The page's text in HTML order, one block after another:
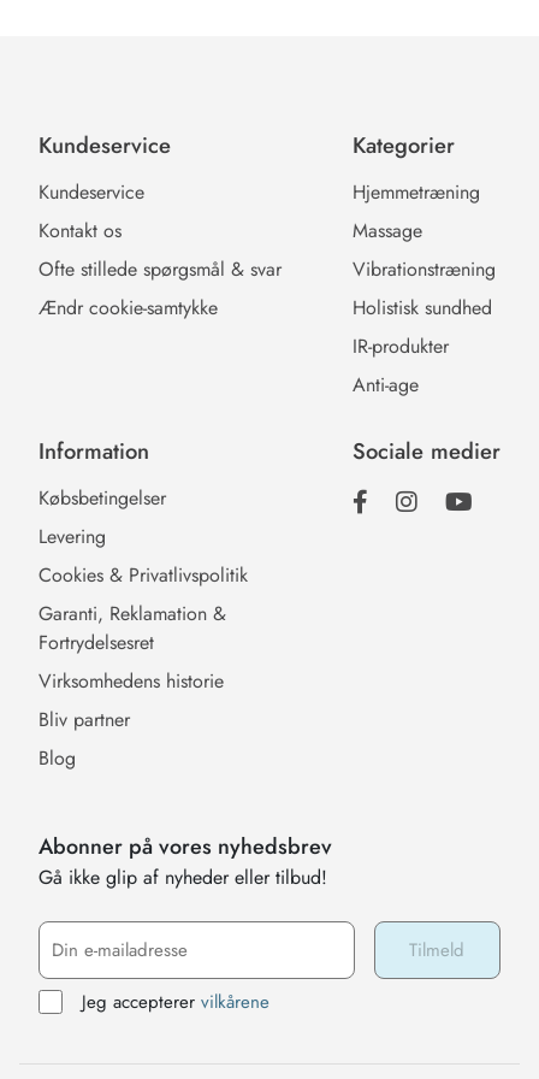
Kundeservice
Kundeservice
Kontakt os
Ofte stillede spørgsmål & svar
Ændr cookie-samtykke
Kategorier
Hjemmetræning
Massage
Vibrationstræning
Holistisk sundhed
IR-produkter
Anti-age
Information
Købsbetingelser
Levering
Cookies & Privatlivspolitik
Garanti, Reklamation &
Fortrydelsesret
Virksomhedens historie
Bliv partner
Blog
Sociale medier
Abonner på vores nyhedsbrev
Gå ikke glip af nyheder eller tilbud!
Jeg accepterer vilkårene